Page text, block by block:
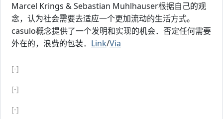
Marcel Krings & Sebastian Muhlhauser根据自己的观
念，认为社会需要去适应一个更加流动的生活方式。
casulo概念提供了一个发明和实现的机会．否定任何需要
外在的，浪费的包装． Link/Via
[-]
[-]
[-]